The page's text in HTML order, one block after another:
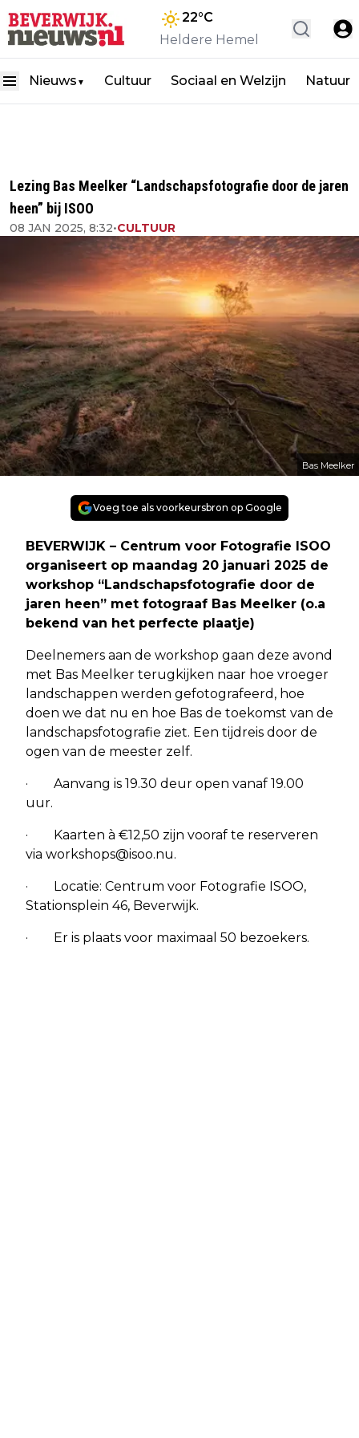
22°C
Heldere Hemel
Nieuws ▼ Cultuur Sociaal en Welzijn Natuur
Lezing Bas Meelker “Landschapsfotografie door de jaren
heen” bij ISOO
08 JAN 2025, 8:32•CULTUUR
Bas Meelker
Voeg toe als voorkeursbron op Google
BEVERWIJK – Centrum voor Fotografie ISOO
organiseert op maandag 20 januari 2025 de
workshop “Landschapsfotografie door de
jaren heen” met fotograaf Bas Meelker (o.a
bekend van het perfecte plaatje)
Deelnemers aan de workshop gaan deze avond
met Bas Meelker terugkijken naar hoe vroeger
landschappen werden gefotografeerd, hoe
doen we dat nu en hoe Bas de toekomst van de
landschapsfotografie ziet. Een tijdreis door de
ogen van de meester zelf.
· Aanvang is 19.30 deur open vanaf 19.00
uur.
· Kaarten à €12,50 zijn vooraf te reserveren
via workshops@isoo.nu.
· Locatie: Centrum voor Fotografie ISOO,
Stationsplein 46, Beverwijk.
· Er is plaats voor maximaal 50 bezoekers.